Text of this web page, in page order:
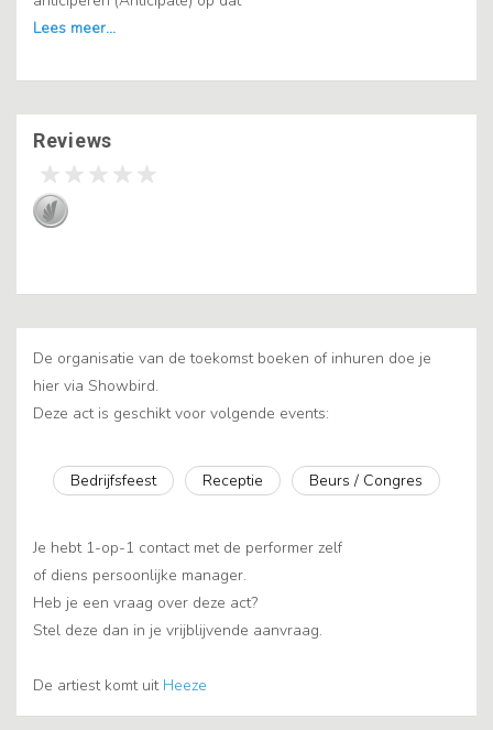
Reviews
De organisatie van de toekomst boeken of inhuren doe je
hier via Showbird.
Deze act is geschikt voor volgende events:
Bedrijfsfeest Receptie Beurs / Congres
Je hebt 1-op-1 contact met de performer zelf
of diens persoonlijke manager.
Heb je een vraag over deze act?
Stel deze dan in je vrijblijvende aanvraag.
De artiest komt uit Heeze